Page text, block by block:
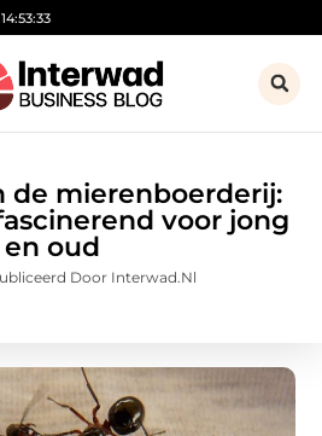
14:53:34
de mierenboerderij:
voor jong
en oud
Door Interwad.nl